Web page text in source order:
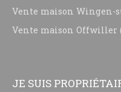
Vente maison Wingen-
Vente maison Offwiller
JE SUIS